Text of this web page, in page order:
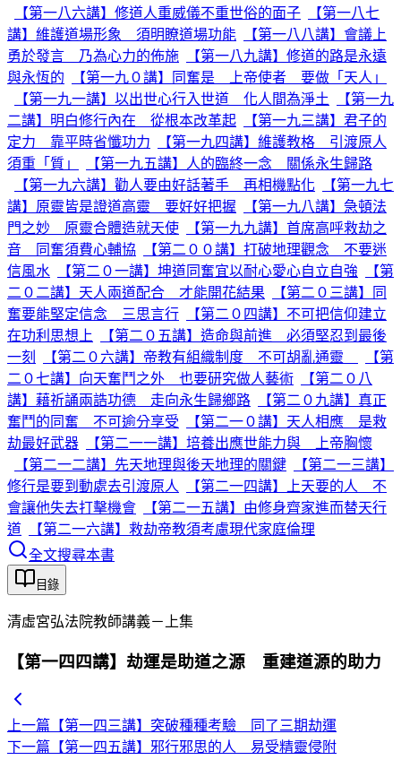
【第一八六講】修道人重威儀不重世俗的面子
【第一八七
講】維護道場形象 須明瞭道場功能
【第一八八講】會議上
勇於發言 乃為心力的佈施
【第一八九講】修道的路是永遠
與永恆的
【第一九０講】同奮是 上帝使者 要做「天人」
【第一九一講】以出世心行入世道 化人間為淨土
【第一九
二講】明白修行內在 從根本改革起
【第一九三講】君子的
定力 靠平時省懺功力
【第一九四講】維護教格 引渡原人
須重「質」
【第一九五講】人的臨終一念 關係永生歸路
【第一九六講】勸人要由好話著手 再相機點化
【第一九七
講】原靈皆是證道高靈 要好好把握
【第一九八講】急頓法
門之妙 原靈合體造就天使
【第一九九講】首席高呼救劫之
音 同奮須費心輔協
【第二００講】打破地理觀念 不要迷
信風水
【第二０一講】坤道同奮宜以耐心愛心自立自強
【第
二０二講】天人兩道配合 才能開花結果
【第二０三講】同
奮要能堅定信念 三思言行
【第二０四講】不可把信仰建立
在功利思想上
【第二０五講】造命與前進 必須堅忍到最後
一刻
【第二０六講】帝教有組織制度 不可胡亂通靈
【第
二０七講】向天奮鬥之外 也要研究做人藝術
【第二０八
講】藉祈誦兩誥功德 走向永生歸鄉路
【第二０九講】真正
奮鬥的同奮 不可逾分享受
【第二一０講】天人相應 是救
劫最好武器
【第二一一講】培養出應世能力與 上帝胸懷
【第二一二講】先天地理與後天地理的關鍵
【第二一三講】
修行是要到動處去引渡原人
【第二一四講】上天要的人 不
會讓他失去打擊機會
【第二一五講】由修身齊家進而替天行
道
【第二一六講】救劫帝教須考慮現代家庭倫理
全文搜尋本書
目錄
清虛宮弘法院教師講義－上集
【第一四四講】劫運是助道之源 重建道源的助力
上一篇 【第一四三講】突破種種考驗 同了三期劫運
下一篇 【第一四五講】邪行邪思的人 易受精靈侵附